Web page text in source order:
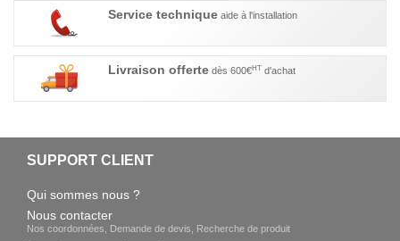
Service technique aide à l'installation
Livraison offerte dès 600€HT d'achat
SUPPORT CLIENT
Qui sommes nous ?
Nous contacter
Nos coordonnées, Demande de devis, Recherche de produit